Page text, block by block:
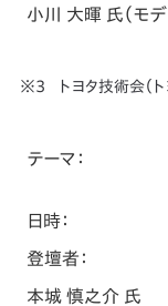
小川 大暉 氏（モデ
トヨタ技術会（
テーマ：
日時：
登壇者：
本城 慎之介 氏